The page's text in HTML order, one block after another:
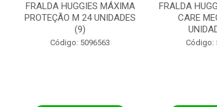
FRALDA HUGGIES MÁXIMA
PROTEÇÃO M 24 UNIDADES
(9)
Código: 5096563
FRALDA
CARE
Código: